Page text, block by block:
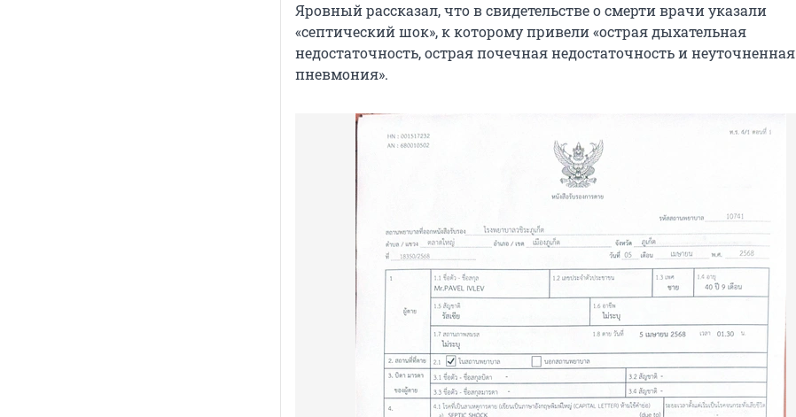
Яровный рассказал, что в свидетельстве о смерти врачи указали
«септический шок», к которому привели «острая дыхательная
недостаточность, острая почечная недостаточность и неуточненная
пневмония».